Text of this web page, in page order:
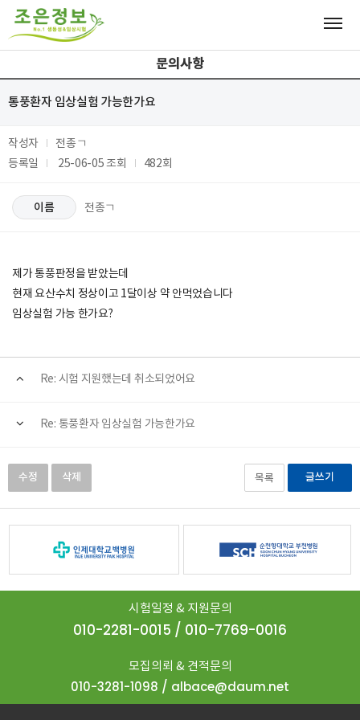
문의사항
통풍환자 임상실험 가능한가요
작성자
전종ㄱ
등록일
25-06-05조회 482회
이름 전종ㄱ
제가 통풍판정을 받았는데
현재 요산수치 정상이고 1달이상 약 안먹었습니다
임상실험 가능 한가요?
Re: 시험 지원했는데 취소되었어요
Re: 통풍환자 임상실험 가능한가요
수정 삭제 목록 글쓰기
시험일정 & 지원문의
010-2281-0015 / 010-7769-0016
모집의뢰 & 견적문의
010-3281-1098 / albace@daum.net